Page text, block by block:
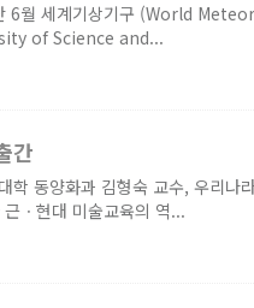
난 6월 세계기상기구 (World
of Science and...
간
양화과 김형숙 교수, 우리나라
ㆍ현대 미술교육의 역...